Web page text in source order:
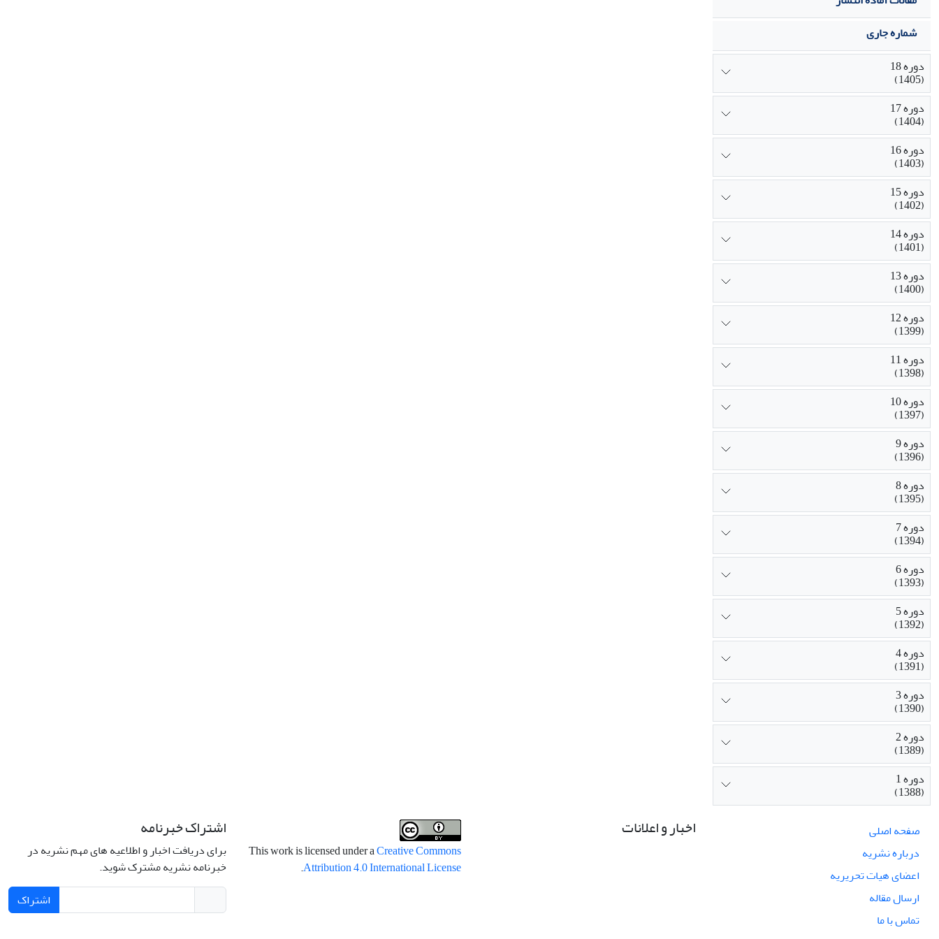
شماره جاری
دوره 18
(1405)
دوره 17
(1404)
دوره 16
(1403)
دوره 15
(1402)
دوره 14
(1401)
دوره 13
(1400)
دوره 12
(1399)
دوره 11
(1398)
دوره 10
(1397)
دوره 9
(1396)
دوره 8
(1395)
دوره 7
(1394)
دوره 6
(1393)
دوره 5
(1392)
دوره 4
(1391)
دوره 3
(1390)
دوره 2
(1389)
دوره 1
(1388)
صفحه اصلی
درباره نشریه
اعضای هیات تحریریه
ارسال مقاله
تماس با ما
اخبار و اعلانات
This work is licensed under aCreative Commons
Attribution 4.0 International License
.
اشتراک خبرنامه
برای دریافت اخبار و اطلاعیه های مهم نشریه در
خبرنامه نشریه مشترک شوید.
اشتراک